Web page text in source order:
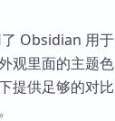
Obsidian 用
观里面的主题
提供足够的对